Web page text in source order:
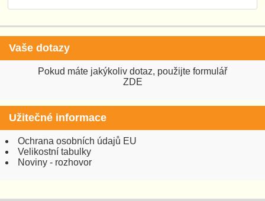
Vaše dotazy
Pokud máte jakýkoliv dotaz, použijte formulář
ZDE
Užitečné informace
Ochrana osobních údajů EU
Velikostní tabulky
Noviny - rozhovor